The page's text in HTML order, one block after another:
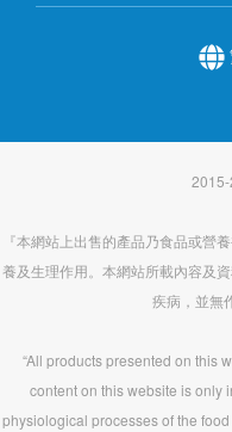
『本網站上出售的產品乃食品或營
養及生理作用。本網站所載內容及
疾病，並無
“All products presented on this
content on this website is only
physiological processes of the